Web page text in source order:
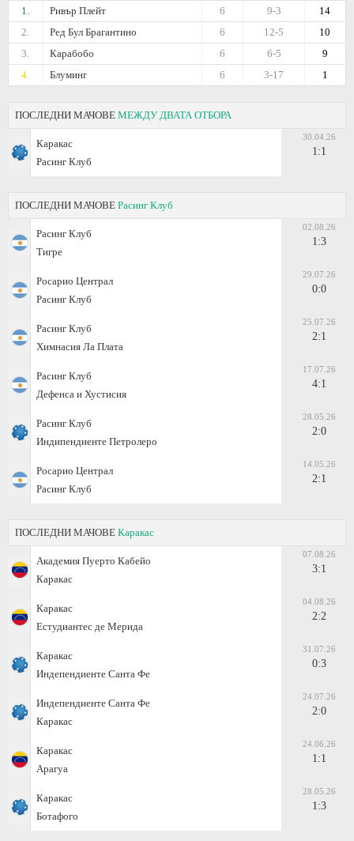
1.
Ривър Плейт 14
9-3
6
2.
Ред Бул Брагантино 10
12-5
6
3.
Карабобо 9
6-5
6
4.
Блуминг 1
3-17
6
ПОСЛЕДНИ МАЧОВЕ МЕЖДУ ДВАТА ОТБОРА
Каракас
Расинг Клуб
30.04.26
1:1
ПОСЛЕДНИ МАЧОВЕ Расинг Клуб
Расинг Клуб
Тигре
02.08.26
1:3
Росарио Централ
Расинг Клуб
29.07.26
0:0
Расинг Клуб
Химнасия Ла Плата
25.07.26
2:1
Расинг Клуб
Дефенса и Хустисия
17.07.26
4:1
Расинг Клуб
Индипендиенте Петролеро
28.05.26
2:0
Росарио Централ
Расинг Клуб
14.05.26
2:1
ПОСЛЕДНИ МАЧОВЕ Каракас
Академия Пуерто Кабейо
Каракас
07.08.26
3:1
Каракас
Естудиантес де Мерида
04.08.26
2:2
Каракас
Индепендиенте Санта Фе
31.07.26
0:3
Индепендиенте Санта Фе
Каракас
24.07.26
2:0
Каракас
Арагуа
24.06.26
1:1
Каракас
Ботафого
28.05.26
1:3